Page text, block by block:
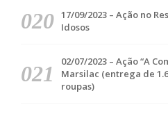
17/09/2023 – Ação no
Idosos
02/07/2023 – Ação “A
Marsilac (entrega de
roupas)